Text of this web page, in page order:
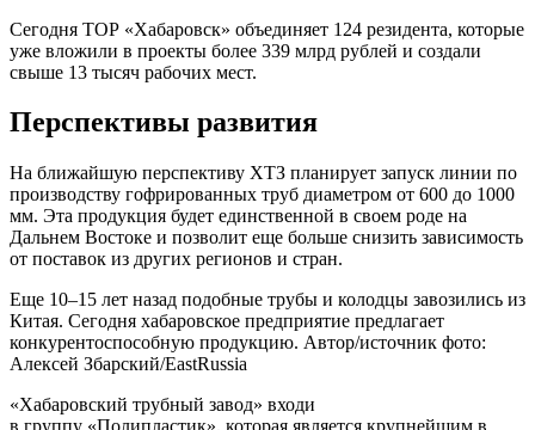
Сегодня ТОР «Хабаровск» объединяет 124 резидента, которые
уже вложили в проекты более 339 млрд рублей и создали
свыше 13 тысяч рабочих мест.
Перспективы развития
На ближайшую перспективу ХТЗ планирует запуск линии по
производству гофрированных труб диаметром от 600 до 1000
мм. Эта продукция будет единственной в своем роде на
Дальнем Востоке и позволит еще больше снизить зависимость
от поставок из других регионов и стран.
Еще 10–15 лет назад подобные трубы и колодцы завозились из
Китая. Сегодня хабаровское предприятие предлагает
конкурентоспособную продукцию. Автор/источник фото:
Алексей Збарский/EastRussia
«Хабаровский трубный завод» входи